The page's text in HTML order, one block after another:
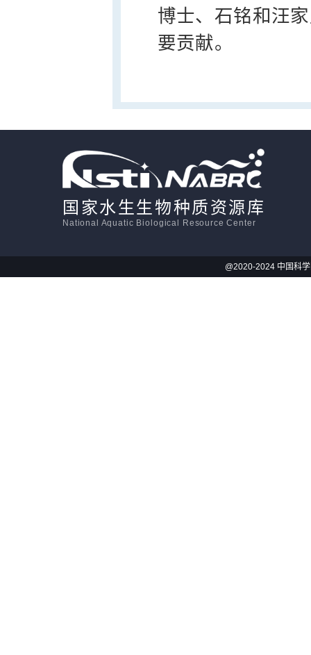
博士、石铭和汪
要贡献。
国家水生生物种质资源库
National Aquatic Biological Resource Center
@2020-2024 中国科